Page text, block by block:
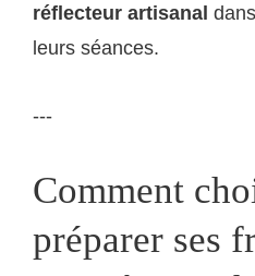
réflecteur artisanal
leurs séances.
---
Comment
préparer ses